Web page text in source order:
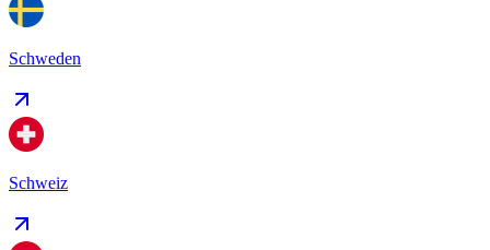
Schweden
Schweiz